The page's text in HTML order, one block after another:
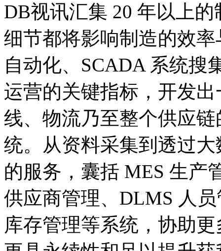
DB视讯汇集 20 年以上的
细节都将影响制造的效率与
自动化、SCADA 系统
运营的关键指标，开发
线、物流乃至整个供
统。从资料采集到透过大
的服务，囊括 MES 生产
供应商管理、DLMS 人员
库存管理等系统，协助